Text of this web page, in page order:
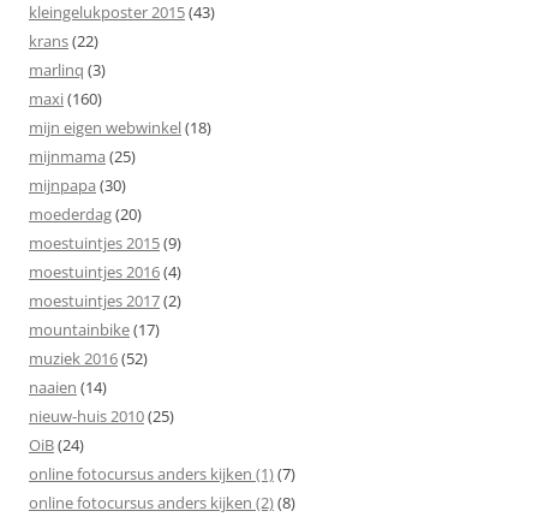
kleingelukposter 2015(43)
krans(22)
marlinq (3)
maxi(160)
mijn eigen webwinkel(18)
mijnmama (25)
mijnpapa (30)
moederdag(20)
moestuintjes 2015(9)
moestuintjes 2016(4)
moestuintjes 2017(2)
mountainbike(17)
muziek 2016(52)
naaien (14)
nieuw-huis 2010(25)
OiB(24)
online fotocursus anders kijken (1)(7)
online fotocursus anders kijken (2)(8)